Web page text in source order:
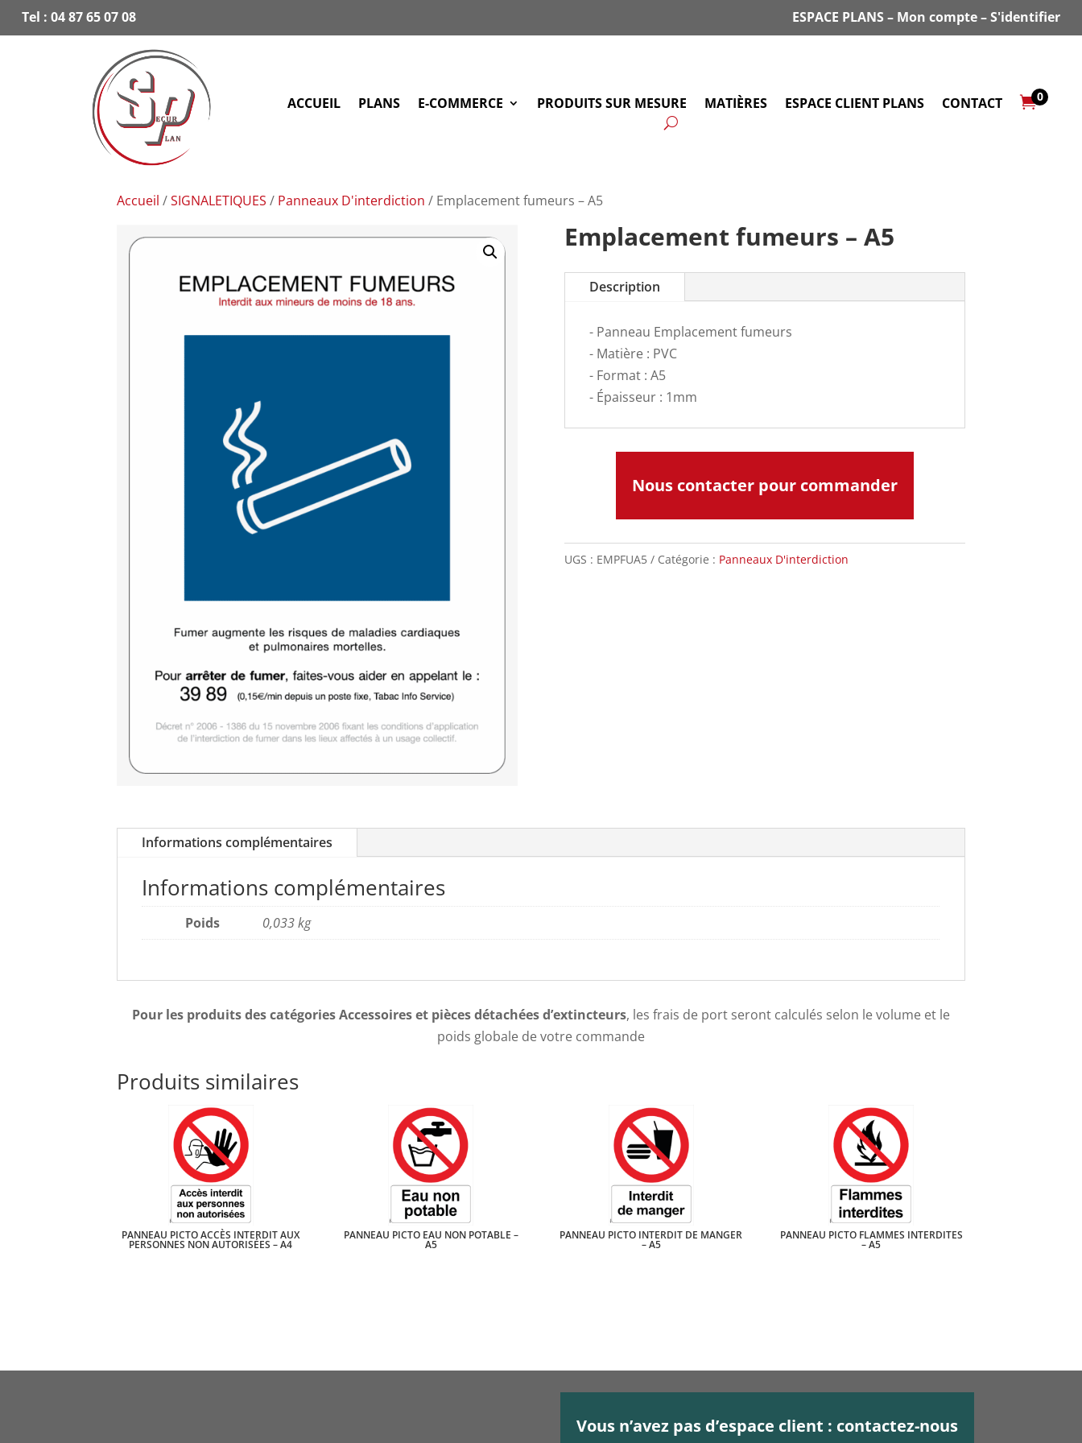
Tel : 04 87 65 07 08 ESPACE PLANS– Mon compte–S'identifier
ACCUEIL PLANS E-COMMERCE PRODUITS SUR MESURE MATIÈRES ESPACE CLIENT PLANS CONTACT 0
Accueil /SIGNALETIQUES / Panneaux D'interdiction / Emplacement fumeurs – A5
Emplacement fumeurs – A5
Description
- Panneau Emplacement fumeurs
- Matière : PVC
- Format : A5
- Épaisseur : 1mm
Nous contacter pour commander
UGS : EMPFUA5 Catégorie : Panneaux D'interdiction
Informations complémentaires
Informations complémentaires
Poids 0,033 kg
Pour les produits des catégories Accessoires et pièces détachées d’extincteurs, les frais de port seront calculés selon le volume et le
poids globale de votre commande
Produits similaires
PANNEAU PICTO ACCÈS INTERDIT AUX
PERSONNES NON AUTORISÉES – A4
PANNEAU PICTO EAU NON POTABLE –
A5
PANNEAU PICTO INTERDIT DE MANGER
– A5
PANNEAU PICTO FLAMMES INTERDITES
– A5
Vous n’avez pas d’espace client : contactez-nous